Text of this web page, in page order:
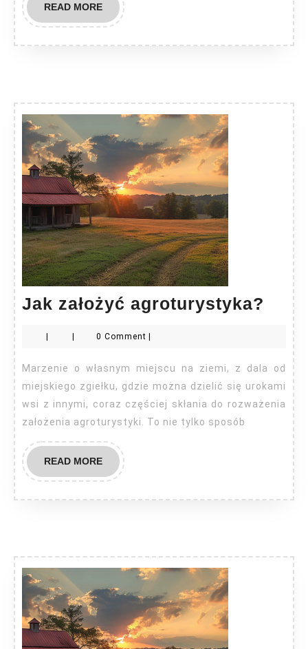
READ MOREREAD
MORE
Jak założyć agroturystyka? Jak
| | 0 Comment |
Marzenie o własnym miejscu na ziemi, z dala od
miejskiego zgiełku, gdzie można dzielić się urokami
wsi z innymi, coraz częściej skłania do rozważenia
założenia agroturystyki. To nie tylko sposób
READ MOREREAD
MORE